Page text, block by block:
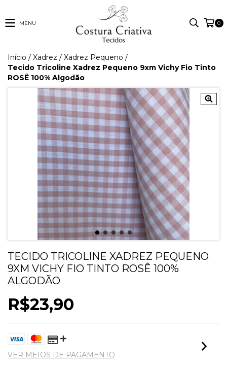
MENU 0
Início / Xadrez / Xadrez Pequeno /
Tecido Tricoline Xadrez Pequeno 9xm Vichy Fio Tinto
ROSÊ 100% Algodão
TECIDO TRICOLINE XADREZ PEQUENO
9XM VICHY FIO TINTO ROSÊ 100%
ALGODÃO
R$23,90
VER MEIOS DE PAGAMENTO